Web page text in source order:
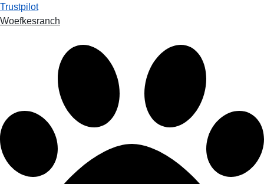
Trustpilot
Woefkesranch